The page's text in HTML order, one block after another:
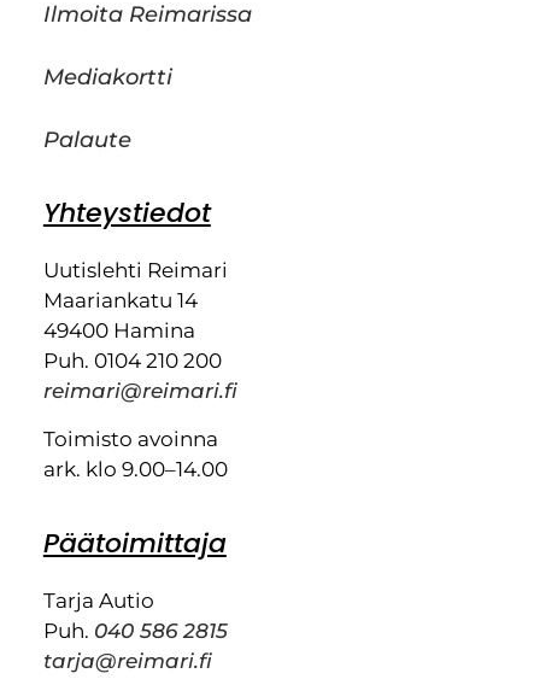
Ilmoita Reimarissa
Mediakortti
Palaute
Yhteystiedot
Uutislehti Reimari
Maariankatu 14
49400 Hamina
Puh. 0104 210 200
reimari@reimari.fi
Toimisto avoinna
ark. klo 9.00–14.00
Päätoimittaja
Tarja Autio
Puh. 040 586 2815
tarja@reimari.fi